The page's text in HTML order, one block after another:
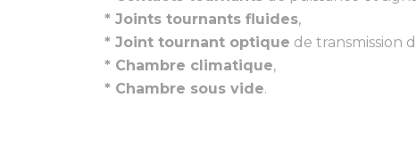
* Joints tournants fluides,
* Joint tournant optique de transmission
* Chambre climatique,
* Chambre sous vide.